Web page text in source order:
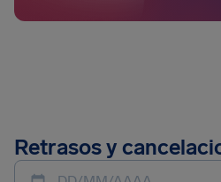
Retrasos y